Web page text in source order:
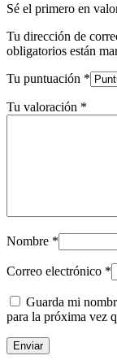
Sé el primero en
Tu dirección de
obligatorios están
Tu puntuación *
Tu valoración *
Nombre *
Correo electrónico *
Guarda mi
para la próxima vez